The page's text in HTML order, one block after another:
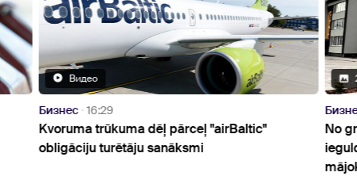
Видео
Бизнес 16:29
Kvoruma trūkuma dēļ pārceļ "airBaltic"
obligāciju turētāju sanāksmi
No